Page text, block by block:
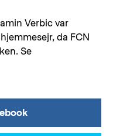
Verbic var
da FCN
Se